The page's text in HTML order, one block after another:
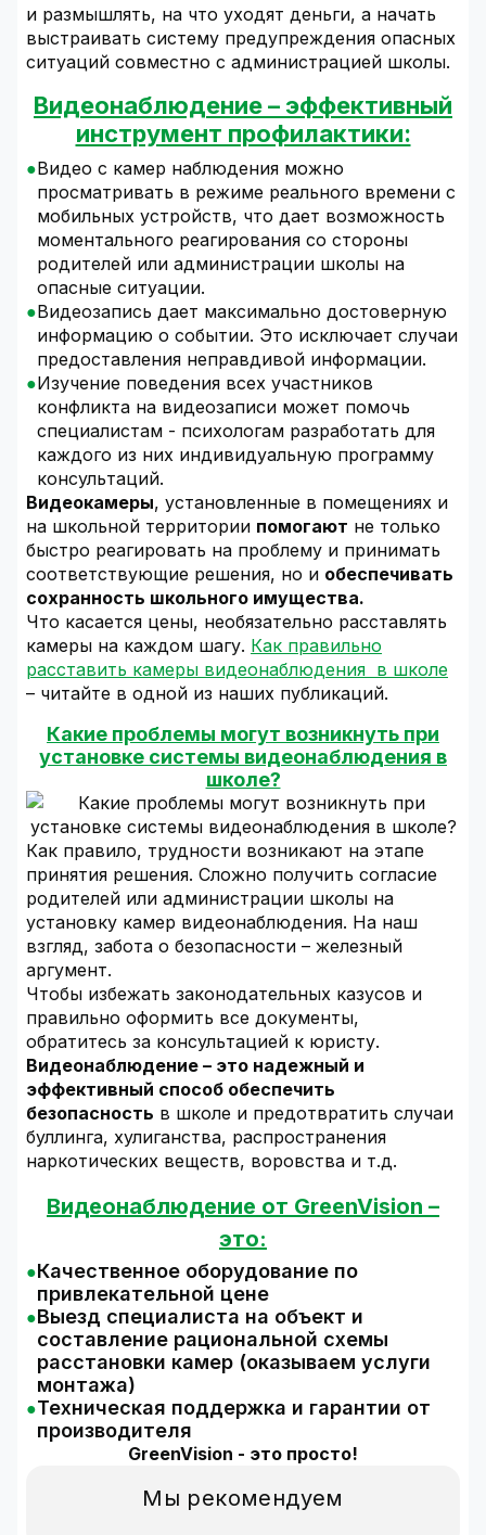
и размышлять, на что уходят деньги, а начать
выстраивать систему предупреждения опасных
ситуаций совместно с администрацией школы.
Видеонаблюдение – эффективный
инструмент профилактики:
Видео с камер наблюдения можно
просматривать в режиме реального времени с
мобильных устройств, что дает возможность
моментального реагирования со стороны
родителей или администрации школы на
опасные ситуации.
Видеозапись дает максимально достоверную
информацию о событии. Это исключает случаи
предоставления неправдивой информации.
Изучение поведения всех участников
конфликта на видеозаписи может помочь
специалистам - психологам разработать для
каждого из них индивидуальную программу
консультаций.
Видеокамеры, установленные в помещениях и
на школьной территории помогают не только
быстро реагировать на проблему и принимать
соответствующие решения, но и обеспечивать
сохранность школьного имущества.
Что касается цены, необязательно расставлять
камеры на каждом шагу. Как правильно
расставить камеры видеонаблюдения в школе
– читайте в одной из наших публикаций.
Какие проблемы могут возникнуть при
установке системы видеонаблюдения в
школе?
Как правило, трудности возникают на этапе
принятия решения. Сложно получить согласие
родителей или администрации школы на
установку камер видеонаблюдения. На наш
взгляд, забота о безопасности – железный
аргумент.
Чтобы избежать законодательных казусов и
правильно оформить все документы,
обратитесь за консультацией к юристу.
Видеонаблюдение – это надежный и
эффективный способ обеспечить
безопасность в школе и предотвратить случаи
буллинга, хулиганства, распространения
наркотических веществ, воровства и т.д.
Видеонаблюдение от GreenVision –
это:
Качественное оборудование по
привлекательной цене
Выезд специалиста на объект и
составление рациональной схемы
расстановки камер (оказываем услуги
монтажа)
Техническая поддержка и гарантии от
производителя
GreenVision - это просто!
Мы рекомендуем